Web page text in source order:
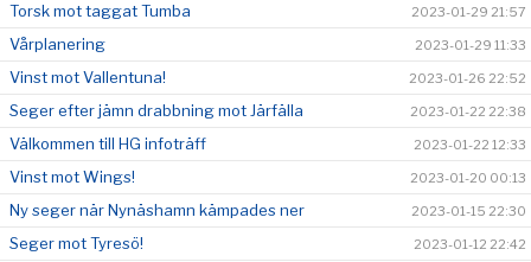
Torsk mot taggat Tumba 2023-01-29 21:57
Vårplanering 2023-01-29 11:33
Vinst mot Vallentuna! 2023-01-26 22:52
Seger efter jämn drabbning mot Järfälla 2023-01-22 22:38
Välkommen till HG infoträff 2023-01-22 12:33
Vinst mot Wings! 2023-01-20 00:13
Ny seger när Nynäshamn kämpades ner 2023-01-15 22:30
Seger mot Tyresö! 2023-01-12 22:42